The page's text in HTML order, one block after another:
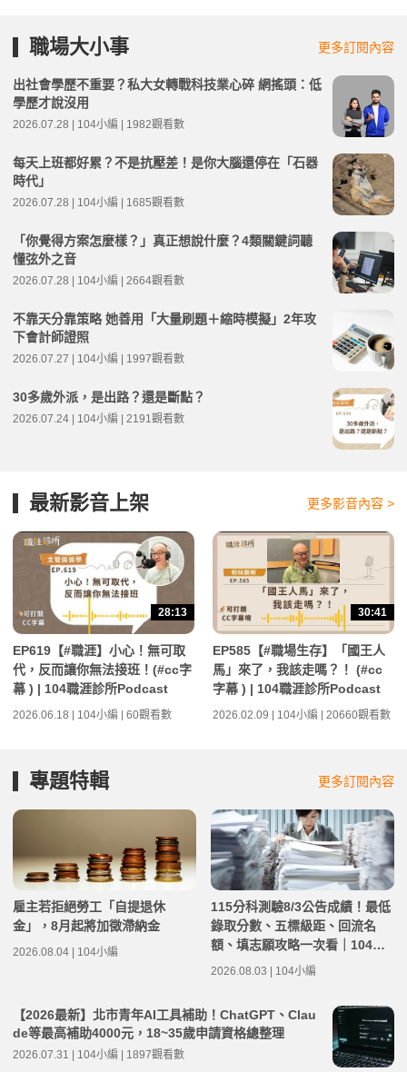
職場大小事 更多訂閱內容
出社會學歷不重要？私大女轉戰科技業心碎 網搖頭：低
學歷才說沒用
2026.07.28 | 104小編 | 1982觀看數
每天上班都好累？不是抗壓差！是你大腦還停在「石器
時代」
2026.07.28 | 104小編 | 1685觀看數
「你覺得方案怎麼樣？」真正想說什麼？4類關鍵詞聽
懂弦外之音
2026.07.28 | 104小編 | 2664觀看數
不靠天分靠策略 她善用「大量刷題＋縮時模擬」2年攻
下會計師證照
2026.07.27 | 104小編 | 1997觀看數
30多歲外派，是出路？還是斷點？
2026.07.24 | 104小編 | 2191觀看數
最新影音上架 更多影音內容 >
28:13
EP619【#職涯】小心！無可取
代，反而讓你無法接班！(#cc字
幕 ) | 104職涯診所Podcast
2026.06.18 | 104小編 | 60觀看數
30:41
EP585【#職場生存】「國王人
馬」來了，我該走嗎？！ (#cc
字幕 ) | 104職涯診所Podcast
2026.02.09 | 104小編 | 20660觀看數
專題特輯 更多訂閱內容
雇主若拒絕勞工「自提退休
金」，8月起將加徵滯納金
2026.08.04 | 104小編
115分科測驗8/3公告成績！最低
錄取分數、五標級距、回流名
額、填志願攻略一次看｜104落
點分析
2026.08.03 | 104小編
【2026最新】北市青年AI工具補助！ChatGPT、Clau
de等最高補助4000元，18~35歲申請資格總整理
2026.07.31 | 104小編 | 1897觀看數